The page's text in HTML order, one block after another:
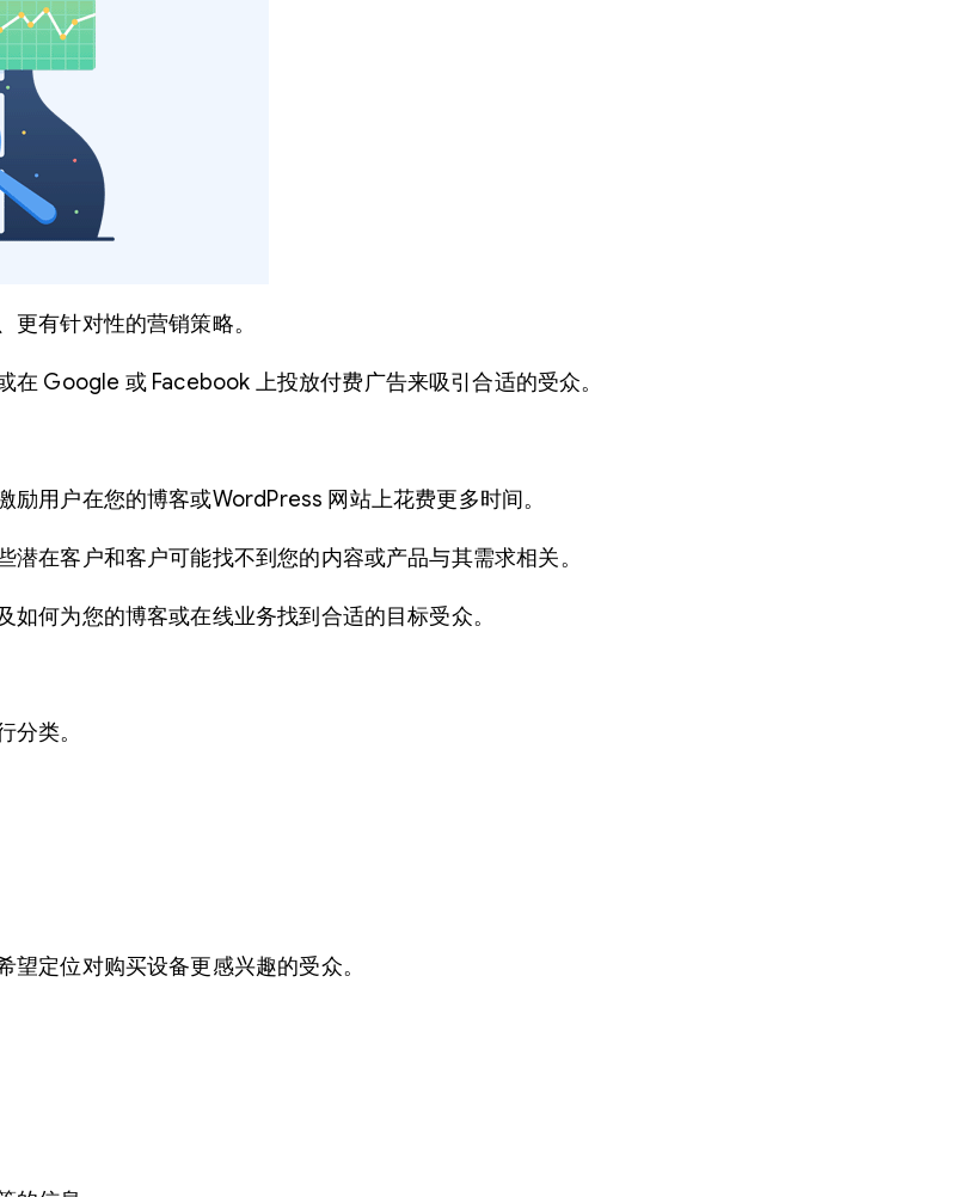
有针对性的营销策略。
Google 或 Facebook 上投放付费广告来吸引合适的受众。
用户在您的博客或WordPress 网站上花费更多时间。
在客户和客户可能找不到您的内容或产品与其需求相关。
何为您的博客或在线业务找到合适的目标受众。
类。
定位对购买设备更感兴趣的受众。